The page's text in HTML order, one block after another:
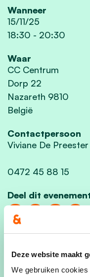
Deze website maakt
We gebruiken
Wanneer
15/11/25
18:30 - 20:30
Waar
CC Centrum
Dorp 22
Nazareth 9810
België
Contactpersoon
Viviane De Preester
0472 45 88 15
Deel dit
cd&v Nazareth-De